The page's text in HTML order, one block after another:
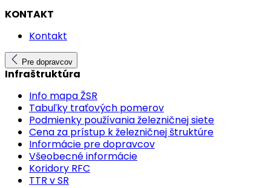
KONTAKT
Kontakt
Pre dopravcov
Infraštruktúra
Info mapa ŽSR
Tabuľky traťových pomerov
Podmienky používania železničnej siete
Cena za prístup k železničnej štruktúre
Informácie pre dopravcov
Všeobecné informácie
Koridory RFC
TTR v SR